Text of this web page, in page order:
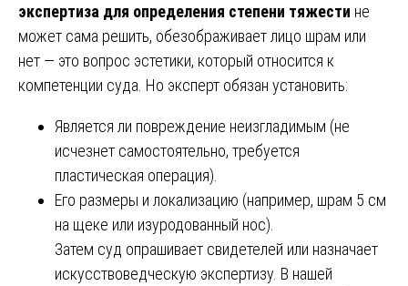
экспертиза для определения степени тяжести не
может сама решить, обезображивает лицо шрам или
нет — это вопрос эстетики, который относится к
компетенции суда. Но эксперт обязан установить:
Является ли повреждение неизгладимым (не
исчезнет самостоятельно, требуется
пластическая операция).
Его размеры и локализацию (например, шрам 5 см
на щеке или изуродованный нос).
Затем суд опрашивает свидетелей или назначает
искусствоведческую экспертизу. В нашей